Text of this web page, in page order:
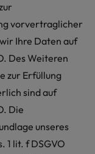
vorvertraglicher
Ihre Daten auf
Des Weiteren
zur Erfüllung
sind auf
Die
unseres
1 lit. f DSGVO